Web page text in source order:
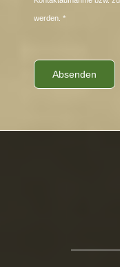
werden. *